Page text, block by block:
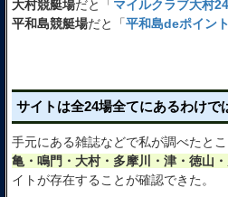
大村競艇場だと「マイルクラブ大村24
平和島競艇場だと「平和島deポイン
サイトは全24場全てにあるわけで
手元にある雑誌などで私が調べたとこ
亀・鳴門・大村・多摩川・津・徳山
イトが存在することが確認できた。